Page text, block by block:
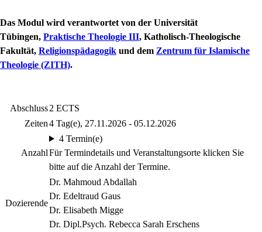
Das Modul wird verantwortet von der Universität
Tübingen, Praktische Theologie III, Katholisch-Theologische
Fakultät, Religionspädagogik und dem Zentrum für Islamische
Theologie (ZITH).
Abschluss2 ECTS
Zeiten4 Tag(e), 27.11.2026 - 05.12.2026
Anzahl
4 Termin(e)
Für Termindetails und Veranstaltungsorte klicken Sie
bitte auf die Anzahl der Termine.
Dozierende
Dr. Mahmoud Abdallah
Dr. Edeltraud Gaus
Dr. Elisabeth Migge
Dr. Dipl.Psych. Rebecca Sarah Erschens